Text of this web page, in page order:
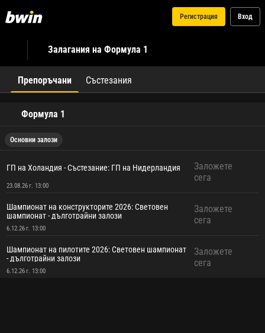
Регистрация Вход
Залагания на Формула 1
Препоръчани Състезания
Формула 1
Основни залози
ГП на Холандия - Състезание: ГП на Нидерландия
23.08.26 г. 13:00
Заложете
сега
Шампионат на конструкторите 2026: Световен
шампионат - дълготрайни залози
6.12.26 г. 13:00
Заложете
сега
Шампионат на пилотите 2026: Световен шампионат
- дълготрайни залози
6.12.26 г. 13:00
Заложете
сега